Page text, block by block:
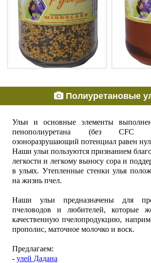
Полиуретановые
Ульи и основные элементы
пенополиуретана (без CFC
озоноразрушающий потенциал равен
Наши ульи пользуются признанием
легкости и легкому выносу сора и
в ульях. Утепленные стенки улья
на жизнь пчел.
Наши ульи предназначены для
пчеловодов и любителей, которые
качественную пчелопродукцию,
прополис, маточное молочко и воск.
Предлагаем:
- улей Дадана